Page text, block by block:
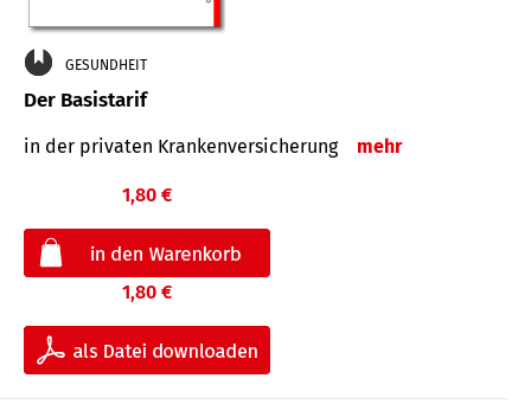
GESUNDHEIT
Der Basistarif
in der privaten Kran­ken­ver­siche­rung mehr
1,80 €
1,80 €